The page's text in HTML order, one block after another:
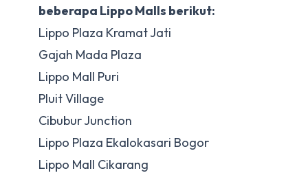
beberapa Lippo Malls berikut:
Lippo Plaza Kramat Jati
Gajah Mada Plaza
Lippo Mall Puri
Pluit Village
Cibubur Junction
Lippo Plaza Ekalokasari Bogor
Lippo Mall Cikarang